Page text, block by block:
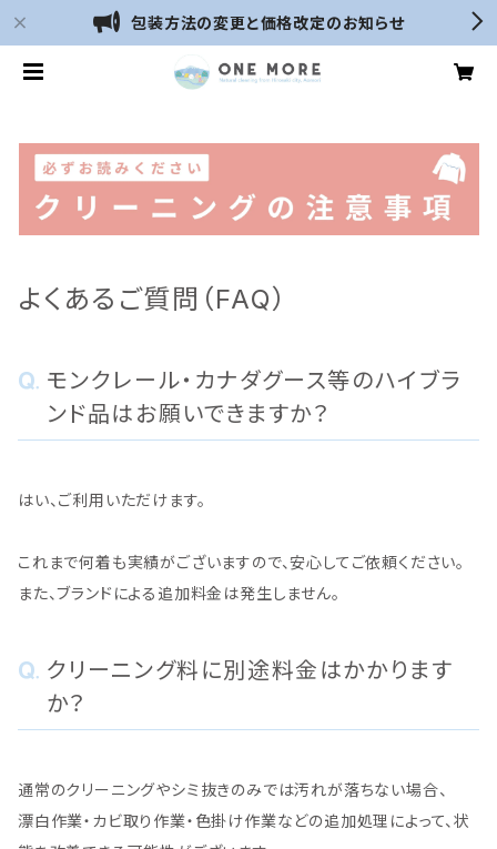
包装方法の変更と価格改定のお知らせ
よくあるご質問（FAQ）
モンクレール・カナダグース等のハイブラ
ンド品はお願いできますか？
はい、ご利用いただけます。
これまで何着も実績がございますので、安心してご依頼ください。
また、ブランドによる追加料金は発生しません。
クリーニング料に別途料金はかかります
か？
通常のクリーニングやシミ抜きのみでは汚れが落ちない場合、
漂白作業・カビ取り作業・色掛け作業などの追加処理によって、状